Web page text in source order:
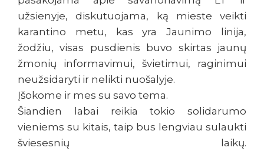
užsienyje, diskutuojama, ką mieste veikti
karantino metu, kas yra Jaunimo linija,
žodžiu, visas pusdienis buvo skirtas jaunų
žmonių informavimui, švietimui, raginimui
neužsidaryti ir nelikti nuošalyje.
Įšokome ir mes su savo tema.
Šiandien labai reikia tokio solidarumo
vieniems su kitais, taip bus lengviau sulaukti
šviesesnių laikų.